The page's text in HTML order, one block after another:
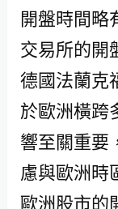
開盤時間略
交易所的開
德國法蘭克
於歐洲橫跨
響至關重要
慮與歐洲時
歐洲股市的